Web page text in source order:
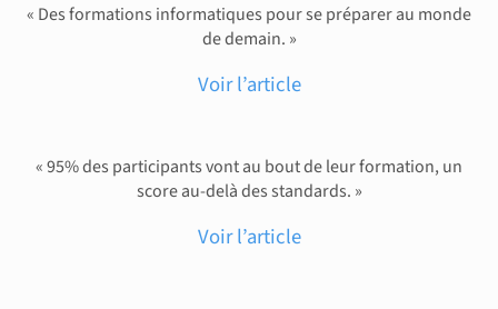
« Des formations informatiques pour se préparer au monde
de demain. »
Voir l’article
« 95% des participants vont au bout de leur formation, un
score au-delà des standards. »
Voir l’article